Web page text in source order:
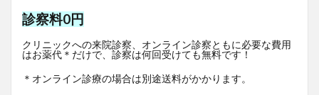
診察料0円
クリニックへの来院診察、オンライン診察ともに必要な費用
はお薬代＊だけで、診察は何回受けても無料です！
＊オンライン診療の場合は別途送料がかかります。